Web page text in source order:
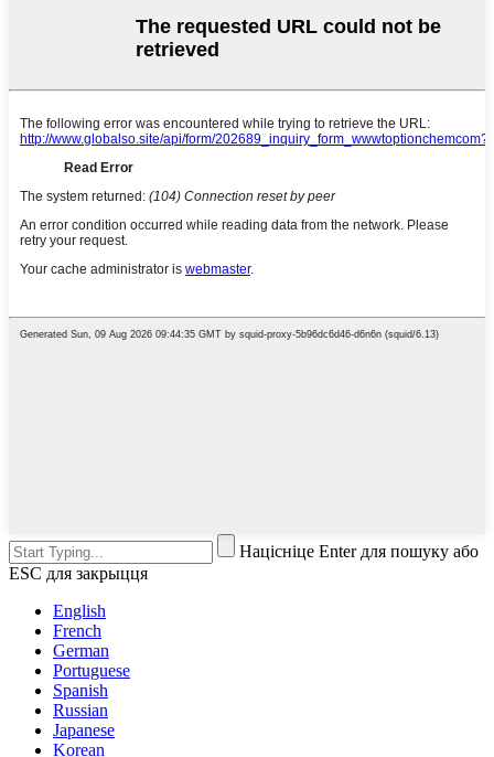
Націсніце Enter для пошуку або
ESC для закрыцця
English
French
German
Portuguese
Spanish
Russian
Japanese
Korean